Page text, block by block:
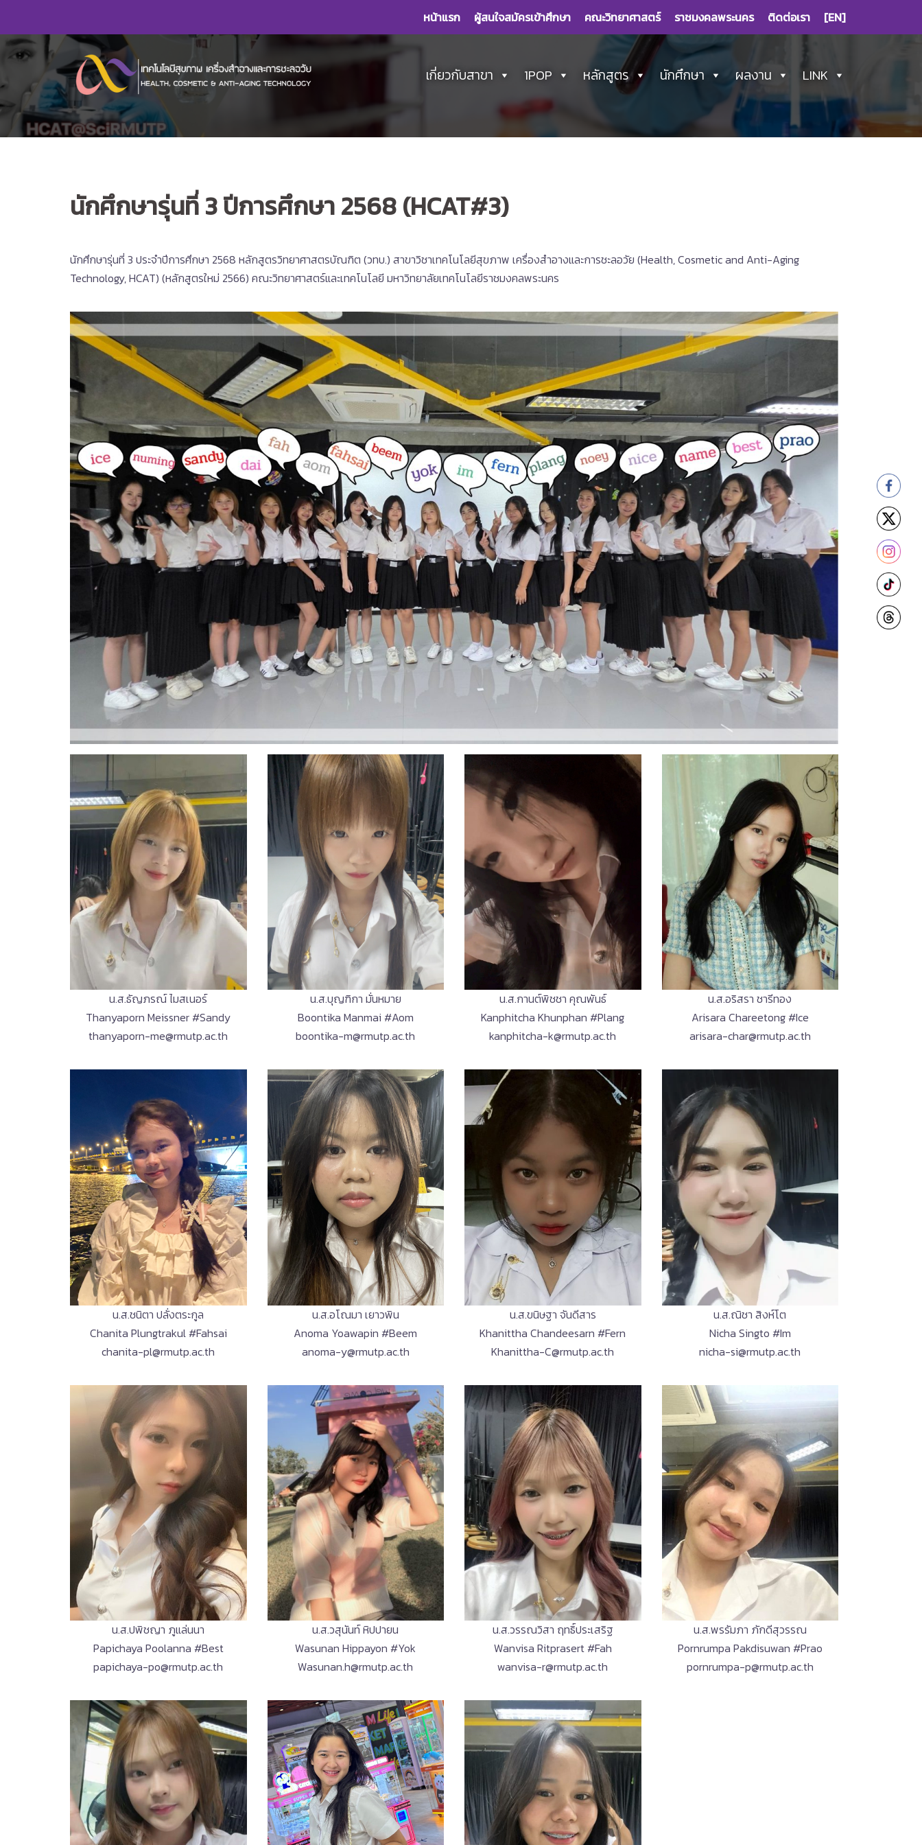
content
หน้าแรก ผู้สนใจสมัครเข้าศึกษา คณะวิทยาศาสตร์ ราชมงคลพระนคร ติดต่อเรา [EN]
เกี่ยวกับสาขา 1POP หลักสูตร นักศึกษา ผลงาน LINK
นักศึกษารุ่นที่ 3 ปีการศึกษา 2568 (HCAT#3)
นักศึกษารุ่นที่ 3 ประจำปีการศึกษา 2568 หลักสูตรวิทยาศาสตรบัณฑิต (วทบ.) สาขาวิชาเทคโนโลยีสุขภาพ เครื่องสำอางและการชะลอวัย (Health, Cosmetic and Anti-Aging
Technology, HCAT) (หลักสูตรใหม่ 2566) คณะวิทยาศาสตร์และเทคโนโลยี มหาวิทยาลัยเทคโนโลยีราชมงคลพระนคร
น.ส.ธัญภรณ์ ไมสเนอร์
Thanyaporn Meissner #Sandy
thanyaporn-me@rmutp.ac.th
น.ส.บุญฑิกา มั่นหมาย
Boontika Manmai #Aom
boontika-m@rmutp.ac.th
น.ส.กานต์พิชชา คุณพันธ์
Kanphitcha Khunphan #Plang
kanphitcha-k@rmutp.ac.th
น.ส.อริสรา ชารีทอง
Arisara Chareetong #Ice
arisara-char@rmutp.ac.th
น.ส.ชนิตา ปลั่งตระกูล
Chanita Plungtrakul #Fahsai
chanita-pl@rmutp.ac.th
น.ส.อโณมา เยาวพิน
Anoma Yoawapin #Beem
anoma-y@rmutp.ac.th
น.ส.ขนิษฐา จันดีสาร
Khanittha Chandeesarn #Fern
Khanittha-C@rmutp.ac.th
น.ส.ณิชา สิงห์โต
Nicha Singto #Im
nicha-si@rmutp.ac.th
น.ส.ปพิชญา ภูแล่นนา
Papichaya Poolanna #Best
papichaya-po@rmutp.ac.th
น.ส.วสุนันท์ หิปปายน
Wasunan Hippayon #Yok
Wasunan.h@rmutp.ac.th
น.ส.วรรณวิสา ฤทธิ์ประเสริฐ
Wanvisa Ritprasert #Fah
wanvisa-r@rmutp.ac.th
น.ส.พรรัมภา ภักดีสุวรรณ
Pornrumpa Pakdisuwan #Prao
pornrumpa-p@rmutp.ac.th